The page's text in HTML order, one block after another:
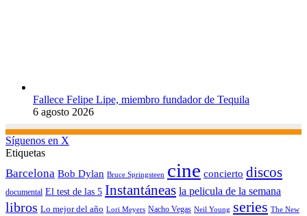
Fallece Felipe Lipe, miembro fundador de Tequila
6 agosto 2026
Síguenos en X
Etiquetas
Barcelona Bob Dylan Bruce Springsteen cine concierto discos
documental El test de las 5 Instantáneas la pelicula de la semana
libros Lo mejor del año Lori Meyers Nacho Vegas Neil Young series The New